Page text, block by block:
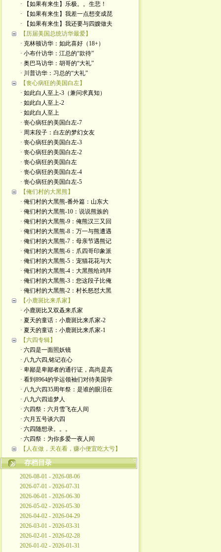
· 【如果有来生】乐极。。生悲！
· 【如果有来生】我差一点想变成琵
· 【如果有来生】我还要与四嫂做夫
【历届美国总统访华最爱】
· 克林顿访华：如此喜好（18+）
· 小布什访华：江总的“款待”
· 奥巴马访华：胡哥的“大礼”
· 川普访华：习总的“大礼”
【丧心病狂的美国白左】
· 如此白人至上-3（兼问求真知）
· 如此白人至上-2
· 如此白人至上
· 丧心病狂的美国白左-7
· 周末段子：白左的梦幻女友
· 丧心病狂的美国白左-3
· 丧心病狂的美国白左-2
· 丧心病狂的美国白左
· 丧心病狂的美国白左-4
· 丧心病狂的美国白左-5
【俺们村的大黑熊】
· 俺们村的大黑熊-番外篇：山东大
· 俺们村的大黑熊-10：说说熊族的
· 俺们村的大黑熊-9：俺熊汉三又回
· 俺们村的大黑熊-8：万一与熊遭遇
· 俺们村的大黑熊-7：母亲节遇熊记
· 俺们村的大黑熊-6：爪四哥印象派
· 俺们村的大黑熊-5：宠猫花花与大
· 俺们村的大黑熊-4：大黑熊给鸡拜
· 俺们村的大黑熊-3：您这段子比俺
· 俺们村的大黑熊-2：村长怒怼大黑
【小鹿斑比来爪家】
· 小鹿斑比又双叒来爪家
· 夏天的童话：小鹿斑比来爪家-2
· 夏天的童话：小鹿斑比来爪家-1
【六四专辑】
· 六四是一面照妖镜
· 八九六四,铭记在心
· 卑鄙是卑鄙者的通行证，高尚是高
· 看到8964的学运领袖们对待美国学
· 八九六四35周年祭：是谁的眼泪在
· 八九六四追梦人
· 六四祭：六月雪飞在人间
· 六月五号谈六四
· 六四随想录。。。
· 六四祭：为你多爱一夜人间
【人在做，天在看，赚小便宜吃大亏】
存档目录
2026-08-01 - 2026-08-06
2026-07-01 - 2026-07-31
2026-06-01 - 2026-06-30
2026-05-02 - 2026-05-30
2026-04-02 - 2026-04-29
2026-03-01 - 2026-03-31
2026-02-01 - 2026-02-28
2026-01-02 - 2026-01-31